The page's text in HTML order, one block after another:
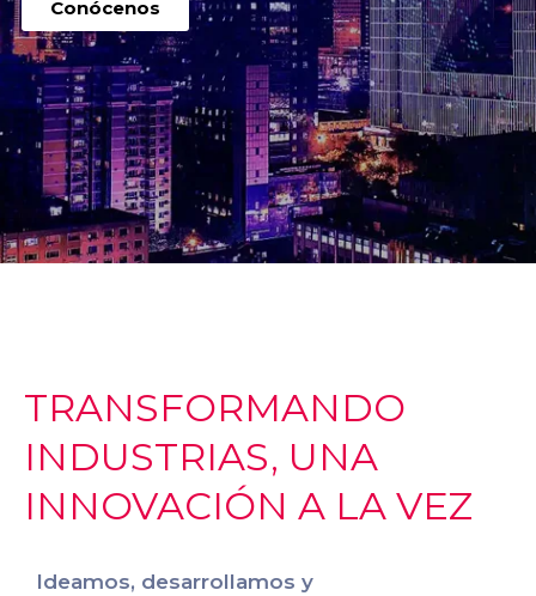
Conócenos
TRANSFORMANDO
INDUSTRIAS, UNA
INNOVACIÓN A LA VEZ
Ideamos, desarrollamos y